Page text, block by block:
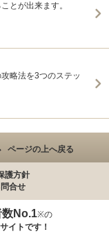
とが出来ます。
略法を3つのステッ
ページの上へ戻る
護方針
合せ
数No.1※の
イトです！